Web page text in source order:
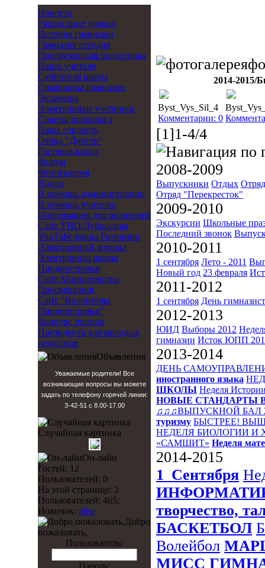
Новости
Расписание уроков
История гимназии
Гимназия сегодня
Предвузовская подготовка
Наши учителя
Субботняя школа
Символика гимназии
Экзамены
Электронные учебники
Советы психолога
Наша гордость
Отряд "Днестр"
Гостевая книга
Форум
Фотогалерея
Видео
В помощь администрации
В помощь учителю
Информация для родителей
Cайт УНО Дубоссары
YouTube-канал Гимназии
Электронный журнал
Электронная школа
Приднестровья
Сайт Министерства
Просвещения
Сайт "Волонтёры
Приднестровья"
Конкурс премия
Президента для молодых
педагогов
Объявления
Уважаемые родители! Все
возникающие вопросы вы можете
задать по телефону горячей линии:
3-42-51 с 8.00-17.00
Случайная картинка
Он-лайн
Гостей: 12
Пользователей: 0
На этой странице: 2
Пользователей: 465,
Новичок: oleg
Добро
пожаловать,
Пользователь:
2014-2015/
Byst_Vys_Sil_4
Комментарии: 0
[1]1-4/4
2008-2009
Выпускники Отдых
Отряд "Перекресток"
2009-2010
Экскурсии Школьные
Последний звонок
2010-2011
1 сентября Лето - 2011
Новый год 23 февраля
2011-2012
1 сентября День
2012-2013
ЮИД Выборы 2012
гимназии Исток ЮПП
2013-2014
ДЕНЬ
иностранного языка
ШКОЛЫ Неделя
НОВЫЕ СТАНДАРТЫ
♫♫♫ВЫПУСКНОЙ БАЛ
туризму БЫСТРЕЕ!
НЕДЕЛЯ БИОЛОГИИ И
«САМШИТ» Неделя
2014-2015
1_Сентября
творчество,
БАСКЕТБОЛ
Волейбол
МИСС